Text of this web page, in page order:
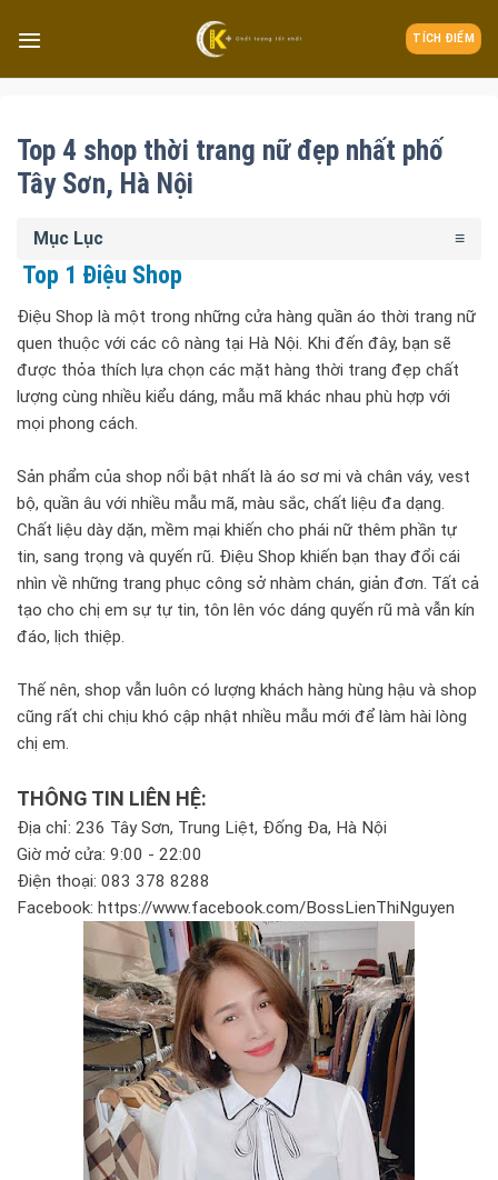
TÍCH ĐIỂM
Top 4 shop thời trang nữ đẹp nhất phố
Tây Sơn, Hà Nội
Mục Lục
Top 1 Điệu Shop
Điệu Shop là một trong những cửa hàng quần áo thời trang nữ
quen thuộc với các cô nàng tại Hà Nội. Khi đến đây, bạn sẽ
được thỏa thích lựa chọn các mặt hàng thời trang đẹp chất
lượng cùng nhiều kiểu dáng, mẫu mã khác nhau phù hợp với
mọi phong cách.
Sản phẩm của shop nổi bật nhất là áo sơ mi và chân váy, vest
bộ, quần âu với nhiều mẫu mã, màu sắc, chất liệu đa dạng.
Chất liệu dày dặn, mềm mại khiến cho phái nữ thêm phần tự
tin, sang trọng và quyến rũ. Điệu Shop khiến bạn thay đổi cái
nhìn về những trang phục công sở nhàm chán, giản đơn. Tất cả
tạo cho chị em sự tự tin, tôn lên vóc dáng quyến rũ mà vẫn kín
đáo, lịch thiệp.
Thế nên, shop vẫn luôn có lượng khách hàng hùng hậu và shop
cũng rất chi chịu khó cập nhật nhiều mẫu mới để làm hài lòng
chị em.
THÔNG TIN LIÊN HỆ:
Địa chỉ: 236 Tây Sơn, Trung Liệt, Đống Đa, Hà Nội
Giờ mở cửa: 9:00 - 22:00
Điện thoại: 083 378 8288
Facebook: https://www.facebook.com/BossLienThiNguyen